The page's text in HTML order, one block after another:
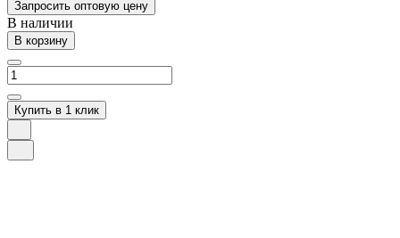
Запросить оптовую цену
В наличии
В корзину
Купить в 1 клик